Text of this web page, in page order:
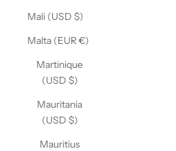
Mali (USD $)
Malta (EUR €)
Martinique
(USD $)
Mauritania
(USD $)
Mauritius